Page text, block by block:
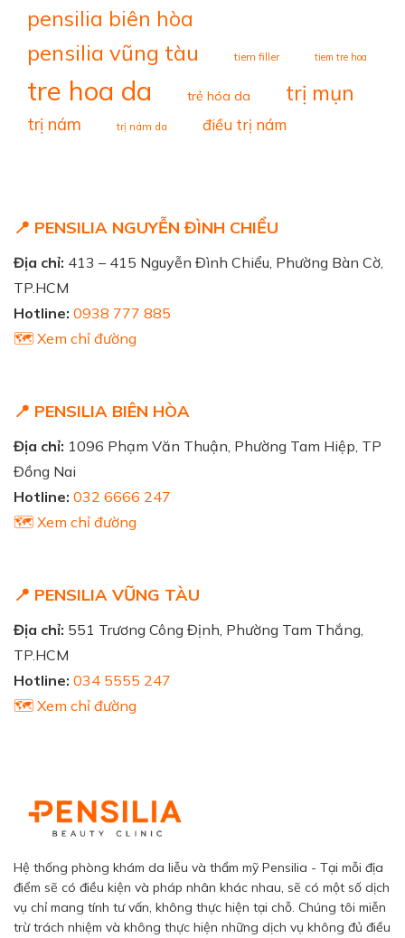
pensilia biên hòa
pensilia vũng tàu tiem filler tiem tre hoa
tre hoa da trẻ hóa da trị mụn
trị nám trị nám da điều trị nám
📍 PENSILIA NGUYỄN ĐÌNH CHIỂU
Địa chỉ: 413 – 415 Nguyễn Đình Chiểu, Phường Bàn Cờ,
TP.HCM
Hotline: 0938 777 885
🗺️ Xem chỉ đường
📍 PENSILIA BIÊN HÒA
Địa chỉ: 1096 Phạm Văn Thuận, Phường Tam Hiệp, TP
Đồng Nai
Hotline: 032 6666 247
🗺️ Xem chỉ đường
📍 PENSILIA VŨNG TÀU
Địa chỉ: 551 Trương Công Định, Phường Tam Thắng,
TP.HCM
Hotline: 034 5555 247
🗺️ Xem chỉ đường
Hệ thống phòng khám da liễu và thẩm mỹ Pensilia - Tại mỗi địa
điểm sẽ có điều kiện và pháp nhân khác nhau, sẽ có một số dịch
vụ chỉ mang tính tư vấn, không thực hiện tại chỗ. Chúng tôi miễn
trừ trách nhiệm và không thực hiện những dịch vụ không đủ điều